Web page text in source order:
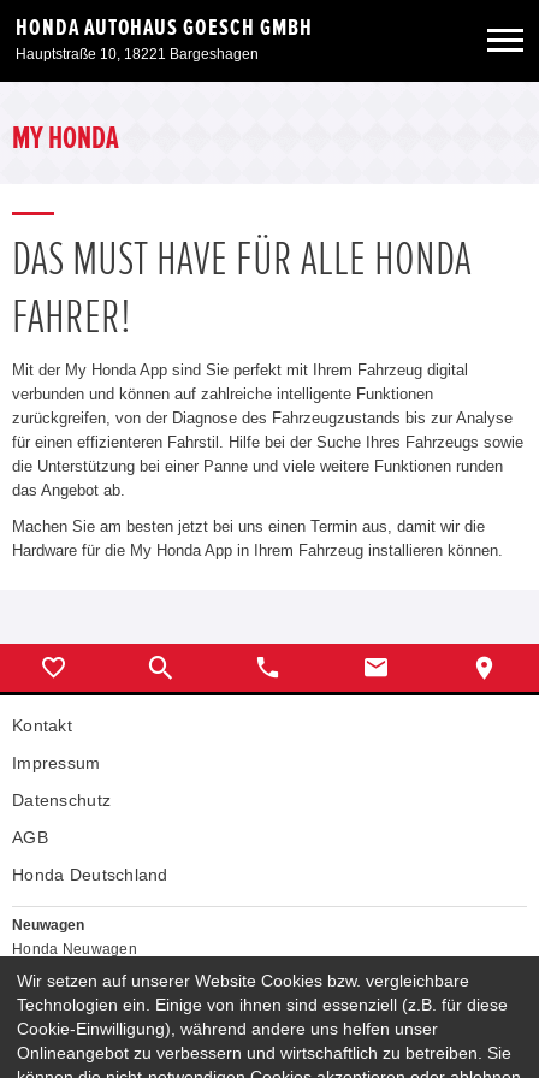
HONDA AUTOHAUS GOESCH GMBH
Hauptstraße 10, 18221 Bargeshagen
Angebote
Service & Zubehör
Unser Autohaus
MY HONDA
DAS MUST HAVE FÜR ALLE HONDA
FAHRER!
Mit der My Honda App sind Sie perfekt mit Ihrem Fahrzeug digital
verbunden und können auf zahlreiche intelligente Funktionen
zurückgreifen, von der Diagnose des Fahrzeugzustands bis zur Analyse
für einen effizienteren Fahrstil. Hilfe bei der Suche Ihres Fahrzeugs sowie
die Unterstützung bei einer Panne und viele weitere Funktionen runden
das Angebot ab.
Machen Sie am besten jetzt bei uns einen Termin aus, damit wir die
Hardware für die My Honda App in Ihrem Fahrzeug installieren können.
Kontakt
Impressum
Datenschutz
AGB
Honda Deutschland
Neuwagen
Honda Neuwagen
Gebrauchtwagen
Honda Gebrauchtwagen
Honda Vorführwagen
Gesamtbestand
Wir setzen auf unserer Website Cookies bzw. vergleichbare
Technologien ein. Einige von ihnen sind essenziell (z.B. für diese
Cookie-Einwilligung), während andere uns helfen unser
Onlineangebot zu verbessern und wirtschaftlich zu betreiben. Sie